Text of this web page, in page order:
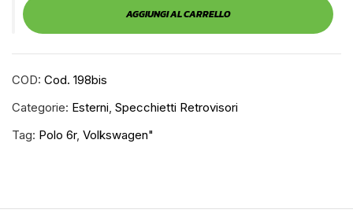
AGGIUNGI AL CARRELLO
COD: Cod. 198bis
Categorie: Esterni, Specchietti Retrovisori
Tag: Polo 6r, Volkswagen"